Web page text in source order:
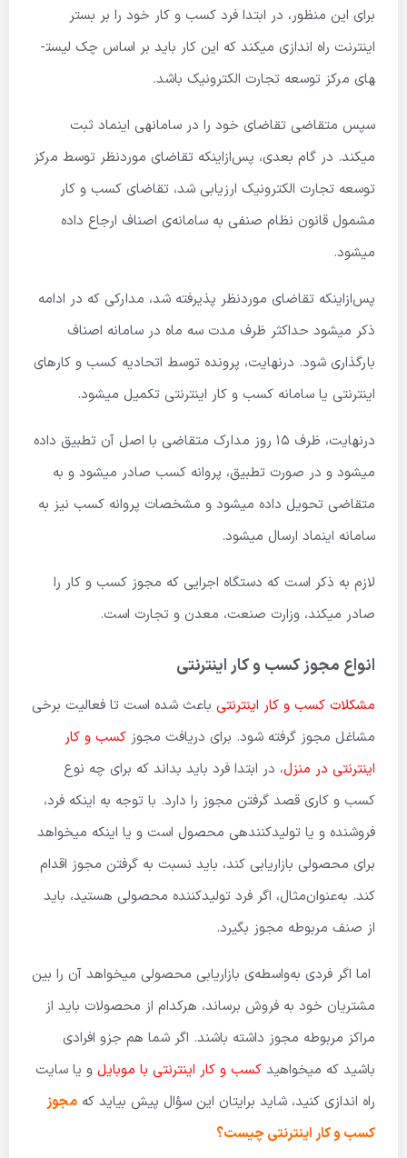
برای این منظور، در ابتدا فرد کسب و کار خود را بر بستر
اینترنت راه اندازی میکند که این کار باید بر اساس چک لیست­
های مرکز توسعه تجارت الکترونیک باشد.
سپس متقاضی تقاضای خود را در سامانه­­ی اینماد ثبت
میکند. در گام بعدی، پس‌ازاینکه تقاضای موردنظر توسط مرکز
توسعه تجارت الکترونیک ارزیابی شد، تقاضای کسب و کار
مشمول قانون نظام صنفی به سامانه‌ی اصناف ارجاع داده
میشود.
پس‌ازاینکه تقاضای موردنظر پذیرفته شد، مدارکی که در ادامه
ذکر میشود حداکثر ظرف مدت سه ماه در سامانه اصناف
بارگذاری شود. درنهایت، پرونده توسط اتحادیه کسب و کارهای
اینترنتی یا سامانه کسب و کار اینترنتی تکمیل میشود.
درنهایت، ظرف 15 روز مدارک متقاضی با اصل آن تطبیق داده
میشود و در صورت تطبیق، پروانه کسب صادر میشود و به
متقاضی تحویل داده میشود و مشخصات پروانه کسب نیز به
سامانه اینماد ارسال میشود.
لازم به ذکر است که دستگاه اجرایی که مجوز کسب و کار را
صادر میکند، وزارت صنعت، معدن و تجارت است.
انواع مجوز کسب و کار اینترنتی
مشکلات کسب و کار اینترنتی باعث شده است تا فعالیت برخی
مشاغل مجوز گرفته شود. برای دریافت مجوز کسب و کار
اینترنتی در منزل، در ابتدا فرد باید بداند که برای چه نوع
کسب و کاری قصد گرفتن مجوز را دارد. با توجه به اینکه فرد،
فروشنده و یا تولید­کننده­ی محصول است و یا اینکه میخواهد
برای محصولی بازاریابی کند، باید نسبت به گرفتن مجوز اقدام
کند. به‌عنوان‌مثال، اگر فرد تولیدکننده محصولی هستید، باید
از صنف مربوطه مجوز بگیرد.
اما اگر فردی به‌واسطه‌ی بازاریابی محصولی میخواهد آن را بین
مشتریان خود به فروش برساند، هرکدام از محصولات باید از
مراکز مربوطه مجوز داشته باشند. اگر شما هم جزو افرادی
باشید که میخواهید کسب و کار اینترنتی با موبایل و یا سایت
راه اندازی کنید، شاید برایتان این سؤال پیش بیاید که مجوز
کسب و کار اینترنتی چیست؟